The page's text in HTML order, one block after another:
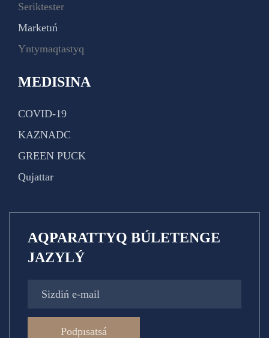
Seriktester
Marketıń
Yntymaqtastyq
MEDISINA
COVID-19
KAZNADC
GREEN PUCK
Qujattar
AQPARATTYQ BÚLETENGE
JAZYLÝ
Podpısatsá